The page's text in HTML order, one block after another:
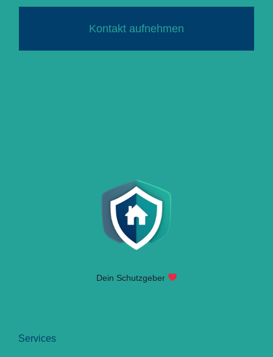
Kontakt aufnehmen
Dein Schutzgeber
Services